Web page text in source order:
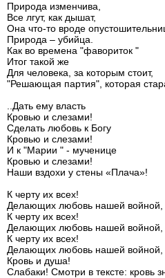
Природа изменчива,
Все лгут, как дышат,
Она что-то вроде
Природа – убийца.
Как во времена "фавориток "
Итог такой же
Для человека, за которым стоит,
"Решающая партия", которая
..Дать ему власть
Кровью и слезами!
Сделать любовь к Богу
Кровью и слезами!
И к "Марии " - мученице
Кровью и слезами!
Наши вздохи у стены «Плача»!
К черту их всех!
Делающих любовь нашей войной,
К черту их всех!
Делающих любовь нашей войной,
К черту их всех!
Делающих любовь нашей войной,
Кровь и душа!
Слабаки! Смотри в тексте: кровь